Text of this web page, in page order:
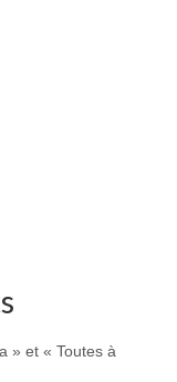
» et « Toutes à